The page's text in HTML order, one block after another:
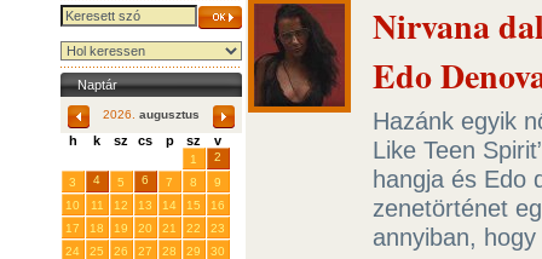
Naptár
2026. augusztus
h k sz cs p sz v
1
2
3
4 5 6 7 8
9
10
11 12 13 14 15
16
17
18 19 20 21 22
23
24
25 26 27 28 29
30
Nirvana
Edo
Hazánk egyik
Like Teen
hangja és Edo
zenetörténet
annyiban,